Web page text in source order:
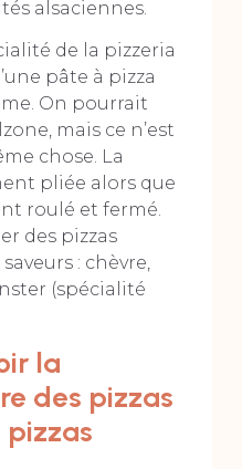
alsaciennes.
de la pizzeria
pâte à pizza
On pourrait
mais ce n’est
chose. La
pliée alors que
roulé et fermé.
des pizzas
: chèvre,
(spécialité
la
des pizzas
pizzas